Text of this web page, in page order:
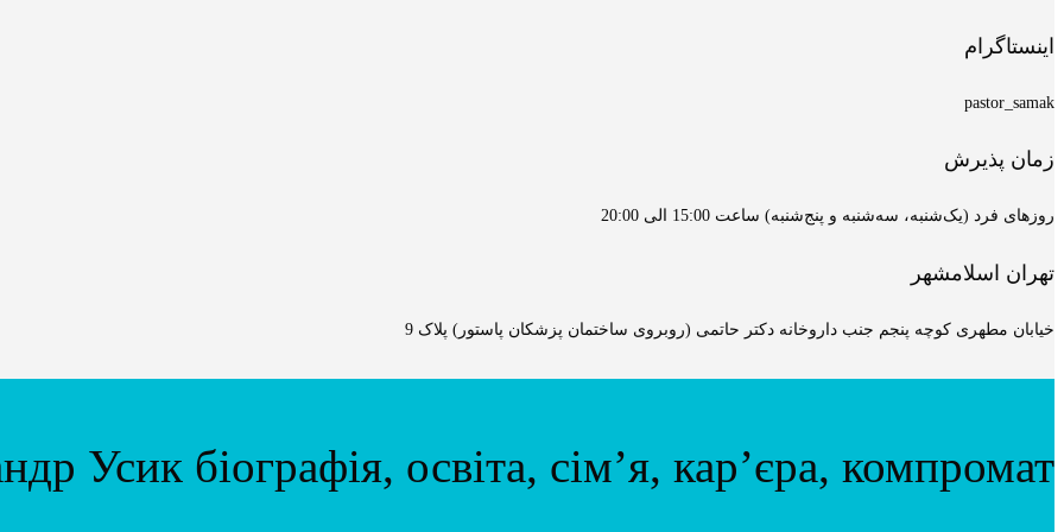
اینستاگرام
pastor_samak
زمان پذیرش
روزهای فرد (یک‌شنبه، سه‌شنبه و پنج‌شنبه) ساعت 15:00 الی 20:00
تهران اسلامشهر
خیابان مطهری کوچه پنجم جنب داروخانه دکتر حاتمی (روبروی ساختمان پزشکان پاستور) پلاک 9
Усик біографія, освіта, сім’я, кар’єра, компромат